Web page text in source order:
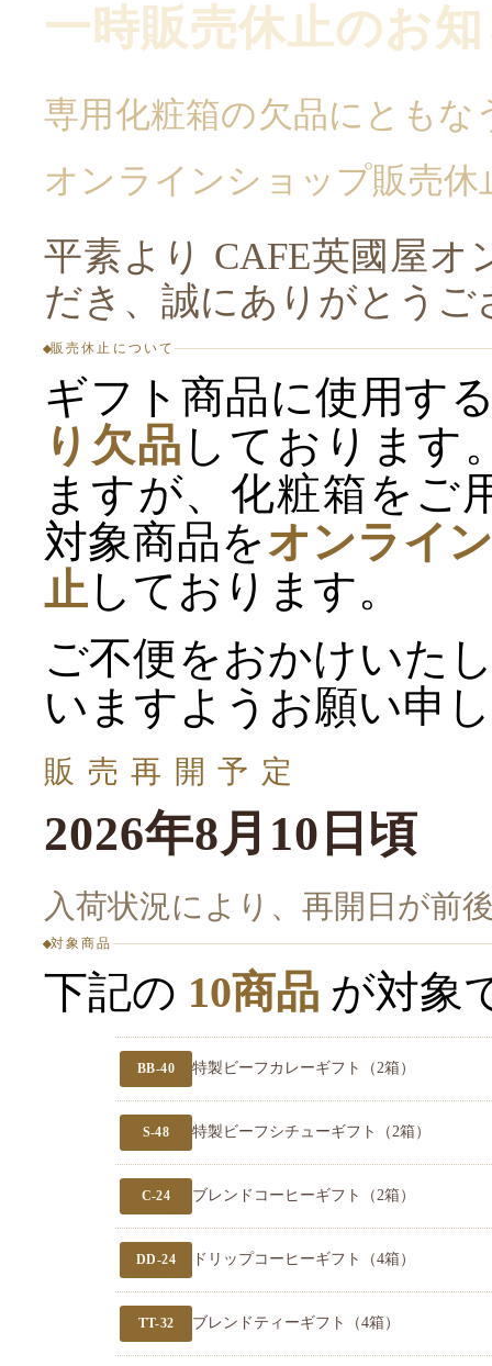
一時販売休止のお
専用化粧箱の欠品にともな
オンラインショップ販売休
平素より CAFE英國屋
だき、誠にありがとうご
販売休止について
ギフト商品に使用す
り欠品 しております
ますが、化粧箱をご
対象商品をオンライ
止しております。
ご不便をおかけいた
いますようお願い申
販 売 再 開 予 定
2026年8月10日頃
入荷状況により、再開日が前
対象商品
下記の 10商品 が対象
BB-40 特製ビーフカレーギフト（2箱）
S-48 特製ビーフシチューギフト（2箱）
C-24 ブレンドコーヒーギフト（2箱）
DD-24 ドリップコーヒーギフト（4箱）
TT-32 ブレンドティーギフト（4箱）